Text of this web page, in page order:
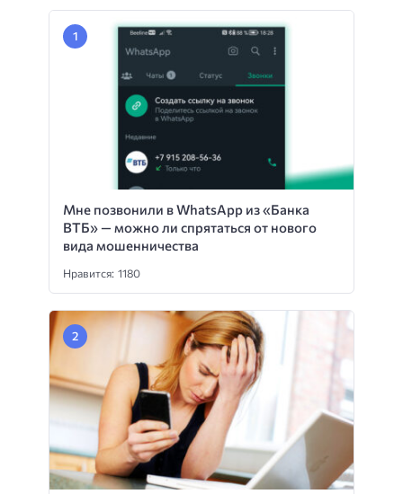
Мне позвонили в WhatsApp из «Банка
ВТБ» — можно ли спрятаться от нового
вида мошенничества
Нравится: 1180